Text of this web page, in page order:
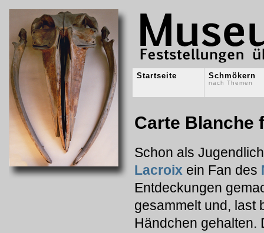
Startseite Schmökern
nach Themen
Carte Blanche
Schon als
Lacroix ein Fan des
Entdeckungen
gesammelt und, last
Händchen gehalten.